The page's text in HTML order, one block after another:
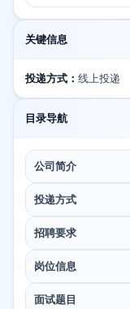
关键信息
投递方式： 线上投递
目录导航
公司简介
投递方式
招聘要求
岗位信息
面试题目